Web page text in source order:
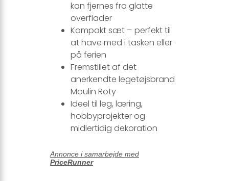
kan fjernes fra glatte
overflader
Kompakt sæt – perfekt til
at have med i tasken eller
på ferien
Fremstillet af det
anerkendte legetøjsbrand
Moulin Roty
Ideel til leg, læring,
hobbyprojekter og
midlertidig dekoration
Annonce i samarbejde med
PriceRunner